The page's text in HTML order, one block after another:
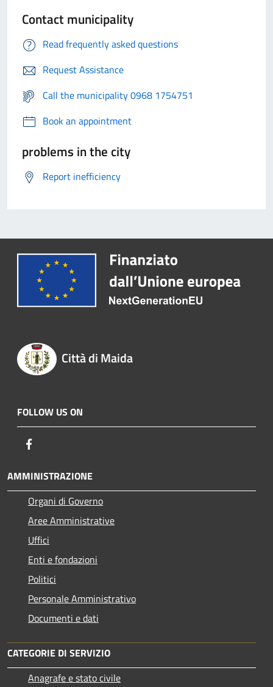
Contact municipality
Read frequently asked questions
Request Assistance
Call the municipality 0968 1754751
Book an appointment
problems in the city
Report inefficiency
Città di Maida
FOLLOW US ON
AMMINISTRAZIONE
Organi di Governo
Aree Amministrative
Uffici
Enti e fondazioni
Politici
Personale Amministrativo
Documenti e dati
CATEGORIE DI SERVIZIO
Anagrafe e stato civile